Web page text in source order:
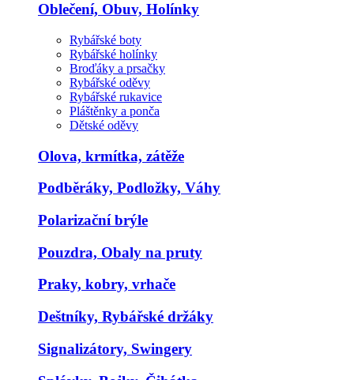
Oblečení, Obuv, Holínky
Rybářské boty
Rybářské holínky
Broďáky a prsačky
Rybářské oděvy
Rybářské rukavice
Pláštěnky a ponča
Dětské oděvy
Olova, krmítka, zátěže
Podběráky, Podložky, Váhy
Polarizační brýle
Pouzdra, Obaly na pruty
Praky, kobry, vrhače
Deštníky, Rybářské držáky
Signalizátory, Swingery